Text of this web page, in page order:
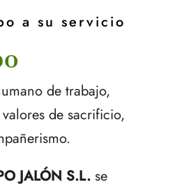
a su servicio
de trabajo,
de sacrificio,
JALÓN S.L.se